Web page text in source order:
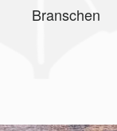
Branschen